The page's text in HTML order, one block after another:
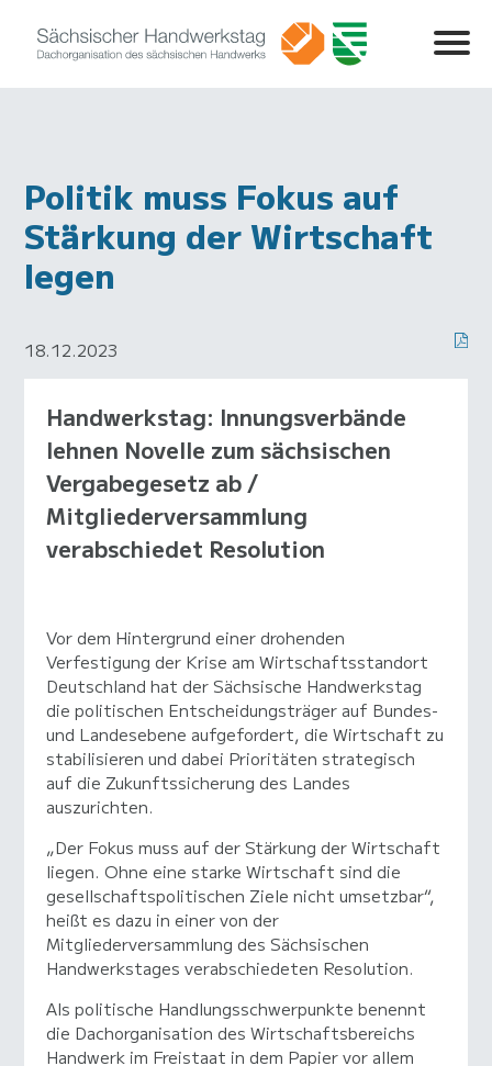
Politik muss Fokus auf
Stärkung der Wirtschaft
legen
18.12.2023
Handwerkstag: Innungsverbände
lehnen Novelle zum sächsischen
Vergabegesetz ab /
Mitgliederversammlung
verabschiedet Resolution
Vor dem Hintergrund einer drohenden
Verfestigung der Krise am Wirtschaftsstandort
Deutschland hat der Sächsische Handwerkstag
die politischen Entscheidungsträger auf Bundes-
und Landesebene aufgefordert, die Wirtschaft zu
stabilisieren und dabei Prioritäten strategisch
auf die Zukunftssicherung des Landes
auszurichten.
„Der Fokus muss auf der Stärkung der Wirtschaft
liegen. Ohne eine starke Wirtschaft sind die
gesellschaftspolitischen Ziele nicht umsetzbar“,
heißt es dazu in einer von der
Mitgliederversammlung des Sächsischen
Handwerkstages verabschiedeten Resolution.
Als politische Handlungsschwerpunkte benennt
die Dachorganisation des Wirtschaftsbereichs
Handwerk im Freistaat in dem Papier vor allem